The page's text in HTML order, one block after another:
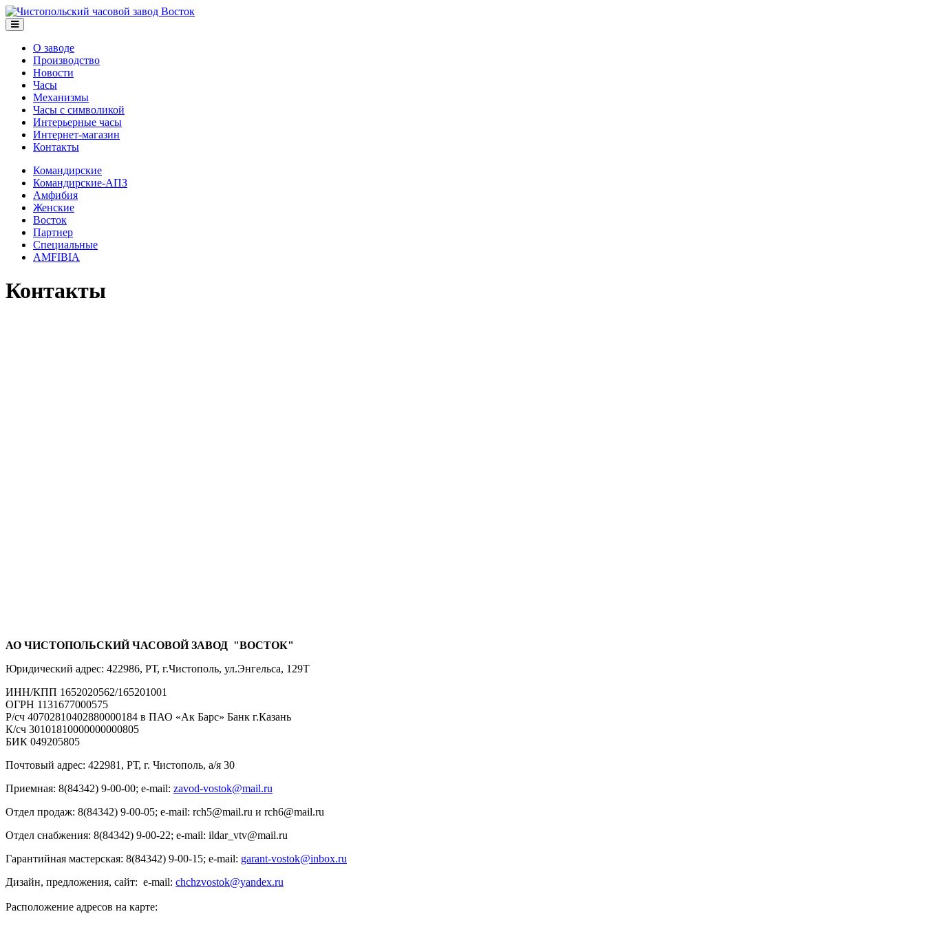
О заводе
Производство
Новости
Часы
Механизмы
Часы с символикой
Интерьерные часы
Интернет-магазин
Контакты
Командирские
Командирские-АПЗ
Амфибия
Женские
Восток
Партнер
Специальные
AMFIBIA
Контакты
АО ЧИСТОПОЛЬСКИЙ ЧАСОВОЙ ЗАВОД "ВОСТОК"
Юридический адрес: 422986, РТ, г.Чистополь, ул.Энгельса, 129Т
ИНН/КПП 1652020562/165201001
ОГРН 1131677000575
Р/сч 40702810402880000184 в ПАО «Ак Барс» Банк г.Казань
К/сч 30101810000000000805
БИК 049205805
Почтовый адрес: 422981, РТ, г. Чистополь, а/я 30
Приемная: 8(84342) 9-00-00; e-mail: zavod-vostok@mail.ru
Отдел продаж: 8(84342) 9-00-05; e-mail: rch5@mail.ru и rch6@mail.ru
Отдел снабжения: 8(84342) 9-00-22; e-mail: ildar_vtv@mail.ru
Гарантийная мастерская: 8(84342) 9-00-15; e-mail: garant-vostok@inbox.ru
Дизайн, предложения, сайт: e-mail: chchzvostok@yandex.ru
Расположение адресов на карте: